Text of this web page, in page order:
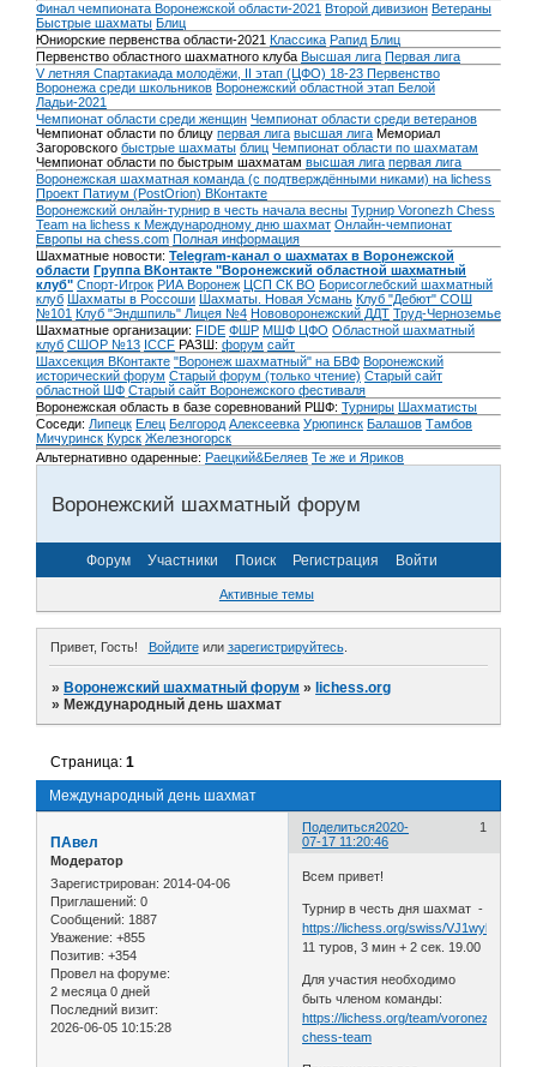
Финал чемпионата Воронежской области-2021 Второй дивизион Ветераны
Быстрые шахматы Блиц
Юниорские первенства области-2021 Классика Рапид Блиц
Первенство областного шахматного клуба Высшая лига Первая лига
V летняя Спартакиада молодёжи, II этап (ЦФО) 18-23 Первенство
Воронежа среди школьников Воронежский областной этап Белой
Ладьи-2021
Чемпионат области среди женщин Чемпионат области среди ветеранов
Чемпионат области по блицу первая лига высшая лига Мемориал
Загоровского быстрые шахматы блиц Чемпионат области по шахматам
Чемпионат области по быстрым шахматам высшая лига первая лига
Воронежская шахматная команда (с подтверждёнными никами) на lichess
Проект Патиум (PostOrion) ВКонтакте
Воронежский онлайн-турнир в честь начала весны Турнир Voronezh Chess
Team на lichess к Международному дню шахмат Онлайн-чемпионат
Европы на chess.com Полная информация
Шахматные новости: Telegram-канал о шахматах в Воронежской
области Группа ВКонтакте "Воронежский областной шахматный
клуб" Спорт-Игрок РИА Воронеж ЦСП СК ВО Борисоглебский шахматный
клуб Шахматы в Россоши Шахматы. Новая Усмань Клуб "Дебют" СОШ
№101 Клуб "Эндшпиль" Лицея №4 Нововоронежский ДДТ Труд-Черноземье
Шахматные организации: FIDE ФШР МШФ ЦФО Областной шахматный
клуб СШОР №13 ICCF РАЗШ: форум сайт
Шахсекция ВКонтакте "Воронеж шахматный" на БВФ Воронежский
исторический форум Cтарый форум (только чтение) Старый сайт
областной ШФ Старый сайт Воронежского фестиваля
Воронежская область в базе соревнований РШФ: Турниры Шахматисты
Соседи: Липецк Елец Белгород Алексеевка Урюпинск Балашов Тамбов
Мичуринск Курск Железногорск
Альтернативно одаренные: Раецкий&Беляев Те же и Яриков
Воронежский шахматный форум
Форум Участники Поиск Регистрация Войти
Активные темы
Привет, Гость! Войдитеили зарегистрируйтесь.
»Воронежский шахматный форум »lichess.org
»Международный день шахмат
Международный день шахмат
Страница:1
Поделиться 1
2020-
07-17 11:20:46
ПАвел
Модератор
Зарегистрирован: 2014-04-06
Приглашений: 0
Сообщений: 1887
Уважение: +855
Позитив: +354
Провел на форуме:
2 месяца 0 дней
Последний визит:
2026-06-05 10:15:28
Всем привет!
Турнир в честь дня шахмат -
https://lichess.org/swiss/VJ1wybGE
11 туров, 3 мин + 2 сек. 19.00
Для участия необходимо
быть членом команды:
https://lichess.org/team/voronezh-
chess-team